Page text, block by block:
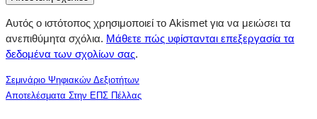
Αυτός ο ιστότοπος χρησιμοποιεί το Akismet για να μειώσει τα
ανεπιθύμητα σχόλια. Μάθετε πώς υφίστανται επεξεργασία τα
δεδομένα των σχολίων σας.
Σεμινάριο Ψηφιακών Δεξιοτήτων
Αποτελέσματα Στην ΕΠΣ Πέλλας